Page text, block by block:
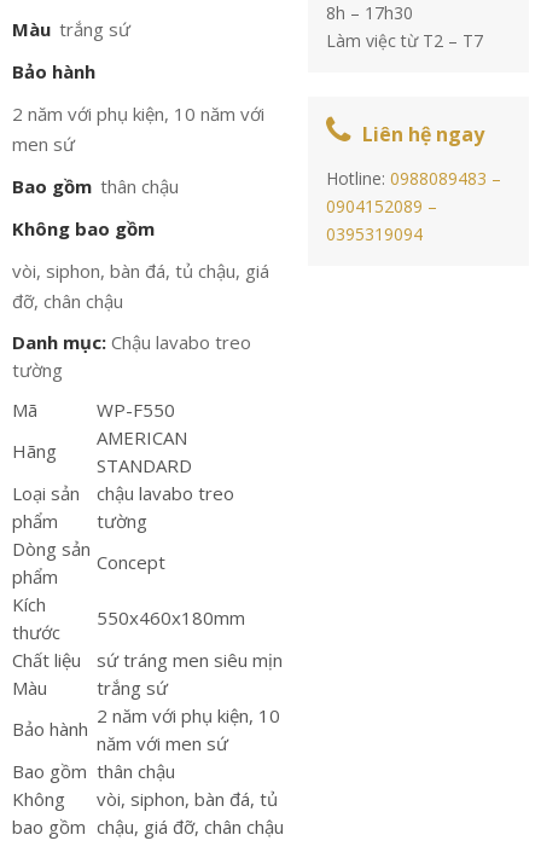
Màu trắng sứ
Bảo hành
2 năm với phụ kiện, 10 năm với
men sứ
Bao gồm thân chậu
Không bao gồm
vòi, siphon, bàn đá, tủ chậu, giá
đỡ, chân chậu
Danh mục: Chậu lavabo treo
tường
Mã
WP-F550
Hãng
AMERICAN
STANDARD
Loại sản
phẩm
chậu lavabo treo
tường
Dòng sản
phẩm
Concept
Kích
thước
550x460x180mm
Chất liệu
sứ tráng men siêu mịn
Màu
trắng sứ
Bảo hành
2 năm với phụ kiện, 10
năm với men sứ
Bao gồm thân chậu
Không
bao gồm
vòi, siphon, bàn đá, tủ
chậu, giá đỡ, chân chậu
8h – 17h30
Làm việc từ T2 – T7
Liên hệ ngay
Hotline:0988089483 –
0904152089 –
0395319094